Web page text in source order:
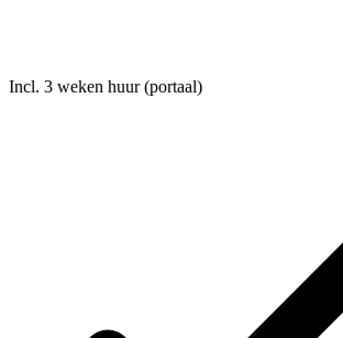
Incl. 3 weken huur (portaal)